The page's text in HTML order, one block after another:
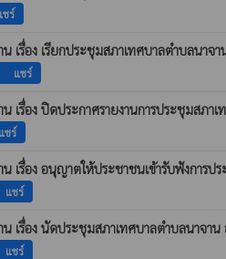
ชร์
น เรื่อง เรียกประชุมสภาเทศบาลตำบลน
แชร์
น เรื่อง ปิดประกาศรายงานการประชุมส
แชร์
น เรื่อง อนุญาตให้ประชาชนเข้ารับฟังกา
แชร์
น เรื่อง นัดประชุมสภาเทศบาลตำบลนาจ
แชร์